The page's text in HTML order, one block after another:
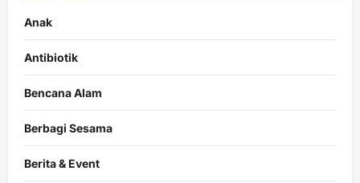
Anak
Antibiotik
Bencana Alam
Berbagi Sesama
Berita & Event